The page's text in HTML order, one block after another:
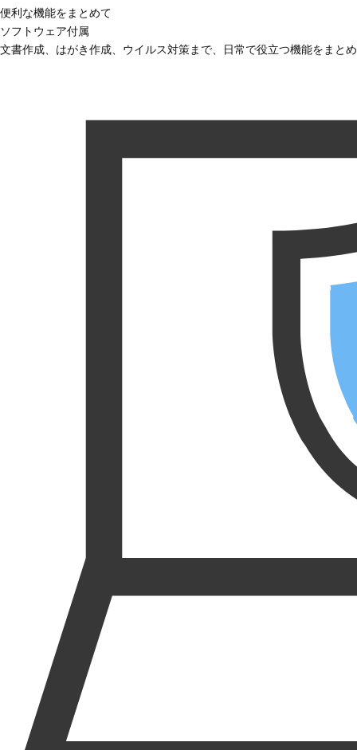
便利な機能をまとめて
ソフトウェア付属
文書作成、はがき作成、ウイルス対策まで、日常で役立つ機能をまと